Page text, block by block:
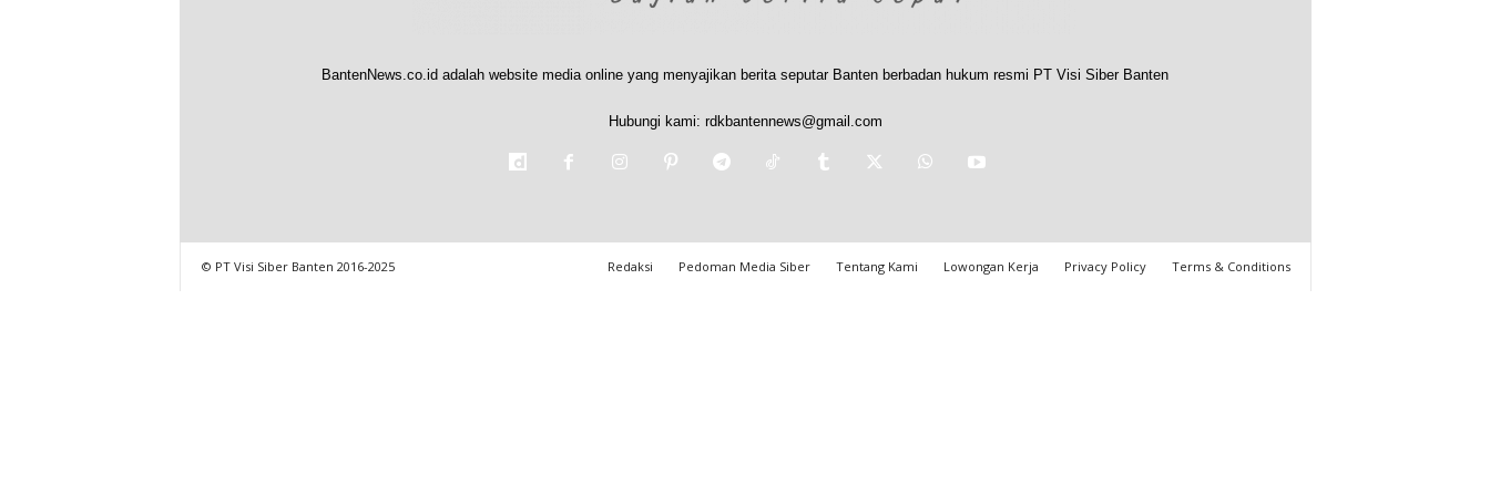
BantenNews.co.id adalah website media online yang menyajikan berita seputar Banten berbadan hukum resmi PT Visi Siber Banten
Hubungi kami: rdkbantennews@gmail.com
Redaksi Pedoman Media Siber Tentang Kami Lowongan Kerja Privacy Policy Terms & Conditions
© PT Visi Siber Banten 2016-2025